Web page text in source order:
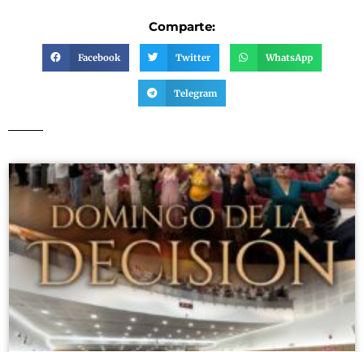
Comparte:
Facebook Twitter WhatsApp
Telegram